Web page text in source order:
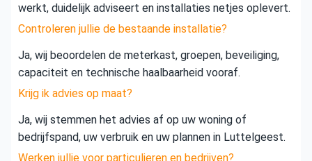
werkt, duidelijk adviseert en installaties netjes oplevert.
Controleren jullie de bestaande installatie?
Ja, wij beoordelen de meterkast, groepen, beveiliging,
capaciteit en technische haalbaarheid vooraf.
Krijg ik advies op maat?
Ja, wij stemmen het advies af op uw woning of
bedrijfspand, uw verbruik en uw plannen in Luttelgeest.
Werken jullie voor particulieren en bedrijven?